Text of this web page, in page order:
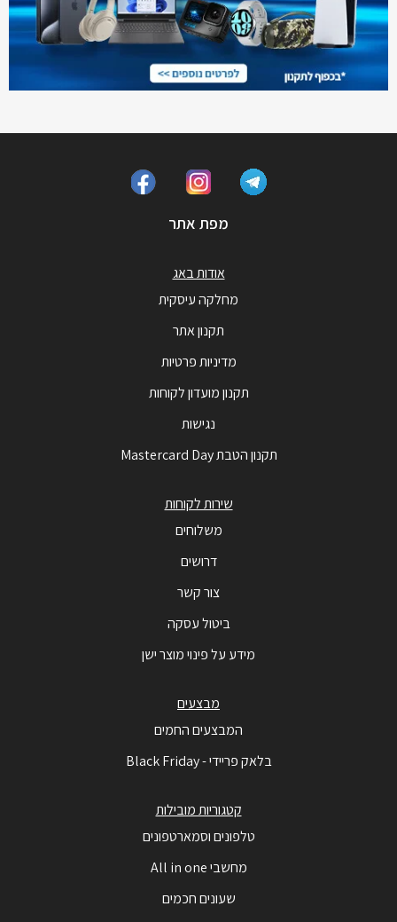
מפת אתר
אודות באג
מחלקה עיסקית
תקנון אתר
מדיניות פרטיות
תקנון מועדון לקוחות
נגישות
תקנון הטבת Mastercard Day
שירות לקוחות
משלוחים
דרושים
צור קשר
ביטול עסקה
מידע על פינוי מוצר ישן
מבצעים
המבצעים החמים
בלאק פריידי - Black Friday
קטגוריות מובילות
טלפונים וסמארטפונים
מחשבי All in one
שעונים חכמים